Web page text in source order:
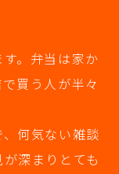
。弁当は家か
買う人が半々
何気ない雑談
深まりとても